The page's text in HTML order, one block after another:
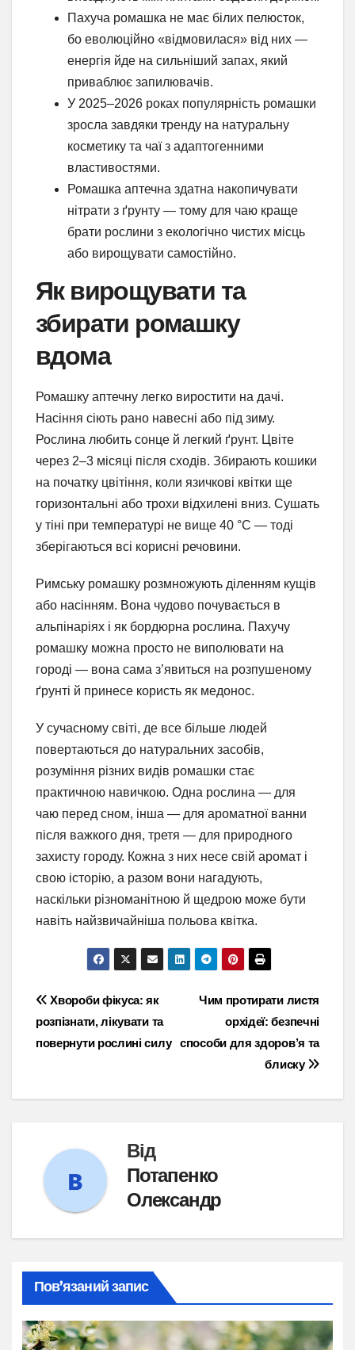
Пахуча ромашка не має білих пелюсток,
бо еволюційно «відмовилася» від них —
енергія йде на сильніший запах, який
приваблює запилювачів.
У 2025–2026 роках популярність ромашки
зросла завдяки тренду на натуральну
косметику та чаї з адаптогенними
властивостями.
Ромашка аптечна здатна накопичувати
нітрати з ґрунту — тому для чаю краще
брати рослини з екологічно чистих місць
або вирощувати самостійно.
Як вирощувати та
збирати ромашку
вдома
Ромашку аптечну легко виростити на дачі.
Насіння сіють рано навесні або під зиму.
Рослина любить сонце й легкий ґрунт. Цвіте
через 2–3 місяці після сходів. Збирають кошики
на початку цвітіння, коли язичкові квітки ще
горизонтальні або трохи відхилені вниз. Сушать
у тіні при температурі не вище 40 °C — тоді
зберігаються всі корисні речовини.
Римську ромашку розмножують діленням кущів
або насінням. Вона чудово почувається в
альпінаріях і як бордюрна рослина. Пахучу
ромашку можна просто не виполювати на
городі — вона сама з’явиться на розпушеному
ґрунті й принесе користь як медонос.
У сучасному світі, де все більше людей
повертаються до натуральних засобів,
розуміння різних видів ромашки стає
практичною навичкою. Одна рослина — для
чаю перед сном, інша — для ароматної ванни
після важкого дня, третя — для природного
захисту городу. Кожна з них несе свій аромат і
свою історію, а разом вони нагадують,
наскільки різноманітною й щедрою може бути
навіть найзвичайніша польова квітка.
Навігація
записів
Чим протирати листя
орхідеї: безпечні
способи для здоров’я та
блиску
Хвороби фікуса: як
розпізнати, лікувати та
повернути рослині силу
Від
Потапенко
Олександр
Пов’язаний запис